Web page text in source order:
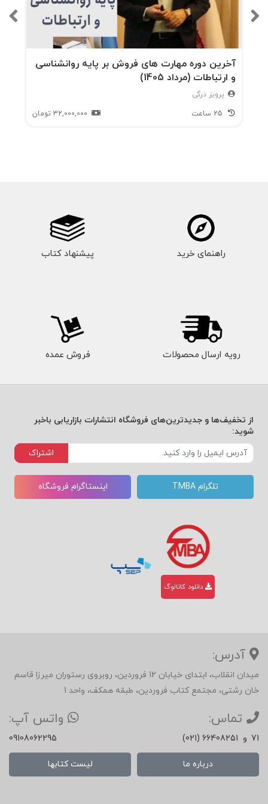
آخرین دوره مهارت های فروش بر پایه روانشناسی
و ارتباطات (مرداد 1405)
پرویز درگی
32,000,000 تومان
راهنمای خرید پیشنهاد کتاب
رویه ارسال محصولات فروش عمده
از تخفیف‌ها و جدیدترین‌های فروشگاه انتشارات بازاریابی باخبر
شوید:
اشتراک
تلگرام TMBA اینستاگرام فروشگاه
دانلود کاتالوگ
آدرس:
میدان انقلاب، ابتدای خیابان 12 فروردین، روبروی رستوران میرزا قاسم
خان رشتی، مجتمع کتاب فروردین، طبقه همکف، واحد 1
تماس:
(021) 66408251 و 71
واتس آپ:
09108062295
درباره ما لیست کتابها